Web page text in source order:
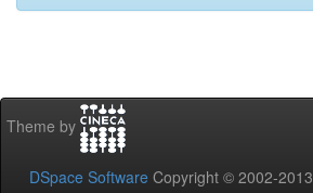
Theme by
DSpace Software Copyright © 2002-2013